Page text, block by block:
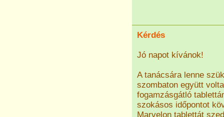
Kérdés
Jó napot kívánok!
A tanácsára lenne
szombaton együtt
fogamzásgátló
szokásos időpontot
Marvelon tablettát